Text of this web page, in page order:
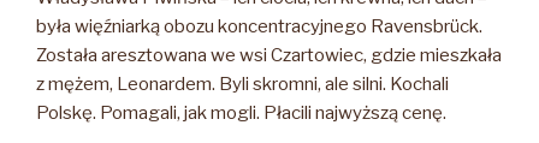
była więźniarką obozu koncentracyjnego Ravensbrück.
Została aresztowana we wsi Czartowiec, gdzie mieszkała
z mężem, Leonardem. Byli skromni, ale silni. Kochali
Polskę. Pomagali, jak mogli. Płacili najwyższą cenę.